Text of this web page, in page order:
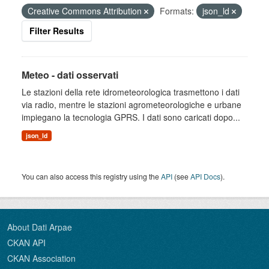
Creative Commons Attribution
Formats:
json_ld
Filter Results
Meteo - dati osservati
Le stazioni della rete idrometeorologica trasmettono i dati
via radio, mentre le stazioni agrometeorologiche e urbane
impiegano la tecnologia GPRS. I dati sono caricati dopo...
json_ld
You can also access this registry using theAPI (seeAPI Docs).
About Dati Arpae
CKAN API
CKAN Association